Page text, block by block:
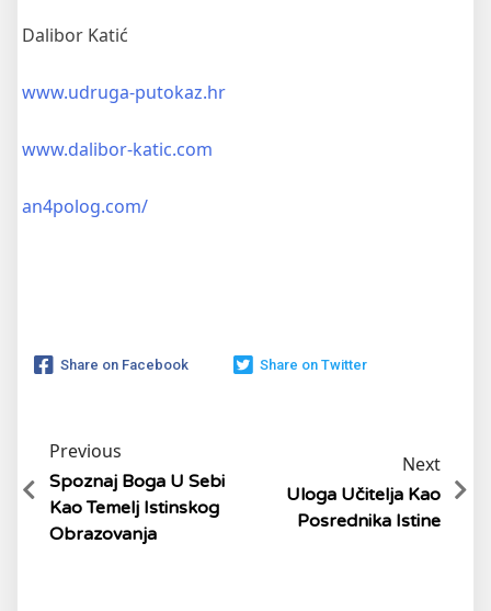
Dalibor Katić
www.udruga-putokaz.hr
www.dalibor-katic.com
an4polog.com/
Share on Facebook Share on Twitter
Previous
Spoznaj Boga U Sebi
Kao Temelj Istinskog
Obrazovanja
Next
Uloga Učitelja Kao
Posrednika Istine